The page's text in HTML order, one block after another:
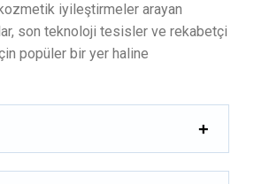
iyileştirmeler arayan
son teknoloji tesisler ve rekabetçi
popüler bir yer haline